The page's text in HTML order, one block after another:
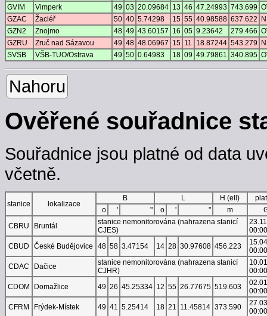
GVIM
Vimperk 49 03 20.09684 13 46 47.24993 743.699
GZAC
Žacléř 50 40 5.74298 15 55 40.98588 637.622
GZN2
Znojmo 48 49 43.60157 16 05 9.23642 279.466
GZRU
Zruč nad Sázavou 49 48 48.06967 15 11 18.87244 543.279
SVSB
VŠB-TUO/Ostrava 49 50 0.64983 18 09 49.79861 340.895
Nahoru
Ověřené souřadnice
Souřadnice jsou platné od data
včetně.
stanice lokalizace
B L H (ell)
o
' " o ' " m
CBRU
Bruntál
stanice nemonitorována (nahrazena stanicí
CJES)
00:00
CBUD
České Budějovice 48 58 3.47154 14 28 30.97608 456.223
00:00
CDAC
Dačice
stanice nemonitorována (nahrazena stanicí
CJHR)
00:00
CDOM
Domažlice 49 26 45.25334 12 55 26.77675 519.603
00:00
CFRM
Frýdek-Místek 49 41 5.25414 18 21 11.45814 373.590
00:00